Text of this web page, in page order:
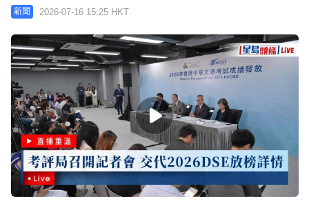
新聞 2026-07-16 15:25 HKT